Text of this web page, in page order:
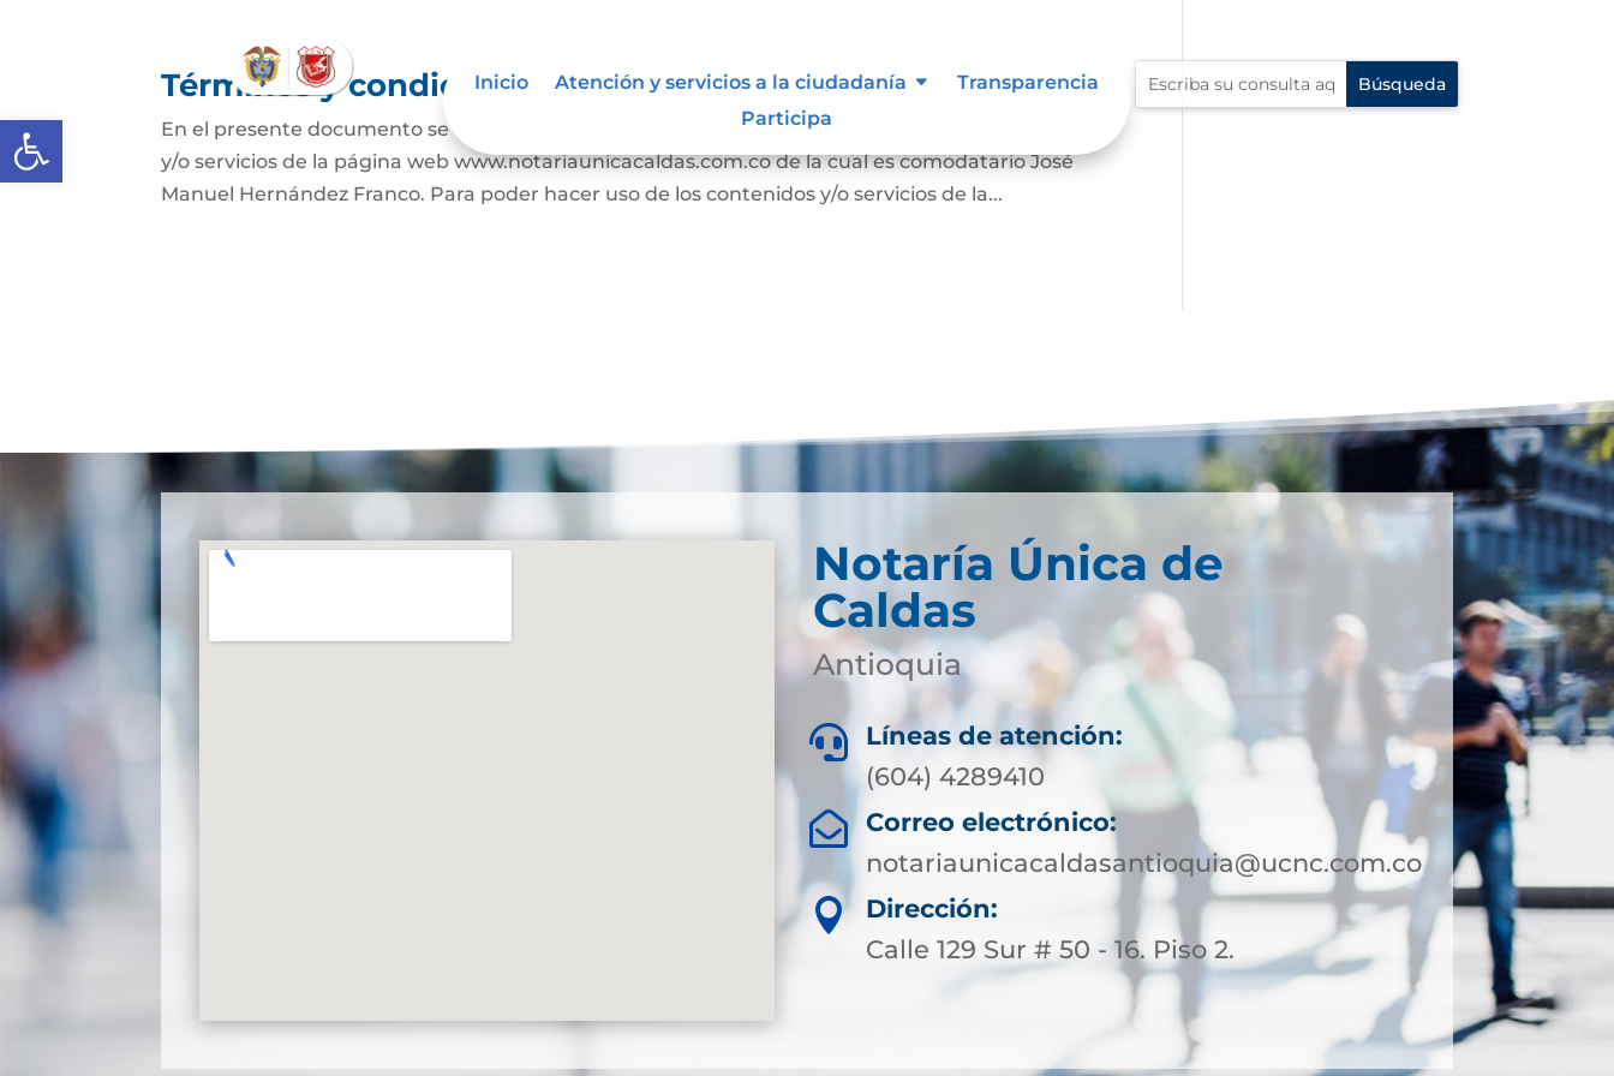
Abrir barra de herramientas
Inicio Atención y servicios a la ciudadanía
Transparencia
Participa
Términos y condiciones
En el presente documento se establecen los términos y condiciones para el uso de contenidos
y/o servicios de la página web www.notariaunicacaldas.com.co de la cual es comodatario José
Manuel Hernández Franco. Para poder hacer uso de los contenidos y/o servicios de la...
Notaría Única de
Caldas
Antioquia

Líneas de atención:
(604) 4289410

Correo electrónico:
notariaunicacaldasantioquia@ucnc.com.co

Dirección:
Calle 129 Sur # 50 - 16. Piso 2.